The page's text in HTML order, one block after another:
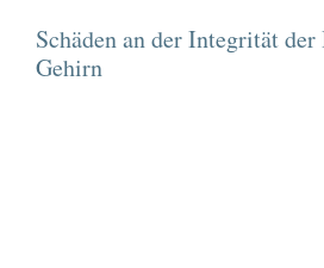
Schäden an der Integrität
Gehirn